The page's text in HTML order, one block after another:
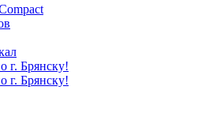
г. Брянску!
г. Брянску!